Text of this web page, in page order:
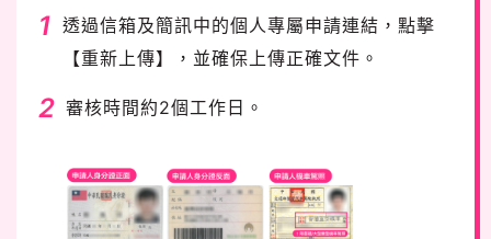
1 透過信箱及簡訊中的個人專屬申請連結，點擊
【重新上傳】，並確保上傳正確文件。
2 審核時間約2個工作日。